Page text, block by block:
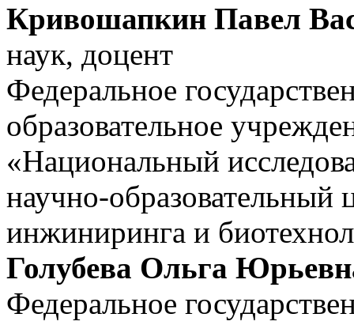
Кривошапкин Павел
наук, доцент
Федеральное
образовательное
«Национальный
научно-образовательный
инжиниринга и
Голубева Ольга
Федеральное